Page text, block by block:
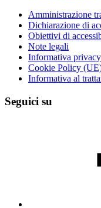
Amministrazione
Dichiarazione di
Obiettivi di
Note legali
Informativa privacy
Cookie Policy
Informativa al
Seguici su